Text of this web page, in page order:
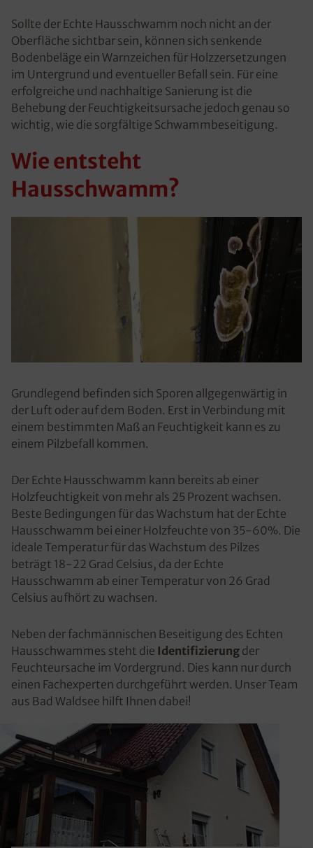
Sollte der Echte Hausschwamm noch nicht an der
Oberfläche sichtbar sein, können sich senkende
Bodenbeläge ein Warnzeichen für Holzzersetzungen
im Untergrund und eventueller Befall sein. Für eine
erfolgreiche und nachhaltige Sanierung ist die
Behebung der Feuchtigkeitsursache jedoch genau so
wichtig, wie die sorgfältige Schwammbeseitigung.
Wie entsteht
Hausschwamm?
Grundlegend befinden sich Sporen allgegenwärtig in
der Luft oder auf dem Boden. Erst in Verbindung mit
einem bestimmten Maß an Feuchtigkeit kann es zu
einem Pilzbefall kommen.
Der Echte Hausschwamm kann bereits ab einer
Holzfeuchtigkeit von mehr als 25 Prozent wachsen.
Beste Bedingungen für das Wachstum hat der Echte
Hausschwamm bei einer Holzfeuchte von 35-60%. Die
ideale Temperatur für das Wachstum des Pilzes
beträgt 18-22 Grad Celsius, da der Echte
Hausschwamm ab einer Temperatur von 26 Grad
Celsius aufhört zu wachsen.
Neben der fachmännischen Beseitigung des Echten
Hausschwammes steht die Identifizierung der
Feuchteursache im Vordergrund. Dies kann nur durch
einen Fachexperten durchgeführt werden. Unser Team
aus Bad Waldsee hilft Ihnen dabei!